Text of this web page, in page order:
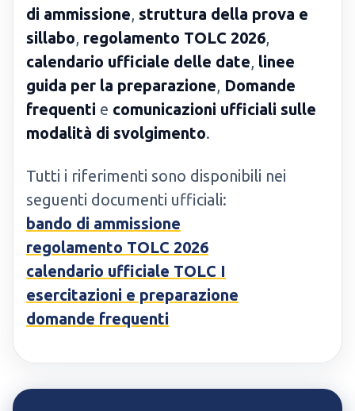
di ammissione, struttura della prova e
sillabo, regolamento TOLC 2026,
calendario ufficiale delle date, linee
guida per la preparazione, Domande
frequenti e comunicazioni ufficiali sulle
modalità di svolgimento.
Tutti i riferimenti sono disponibili nei
seguenti documenti ufficiali:
bando di ammissione
regolamento TOLC 2026
calendario ufficiale TOLC I
esercitazioni e preparazione
domande frequenti